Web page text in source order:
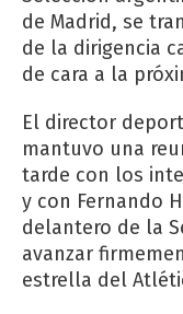
de Madrid, se
de la dirigencia
de cara a la
El director
mantuvo una
tarde con los
y con Fernando
delantero de la
avanzar
estrella del